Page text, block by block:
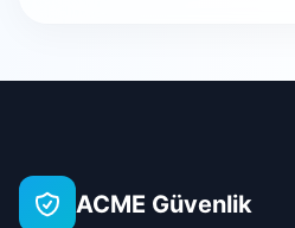
Çorum
Şeker
ACME Güvenlik